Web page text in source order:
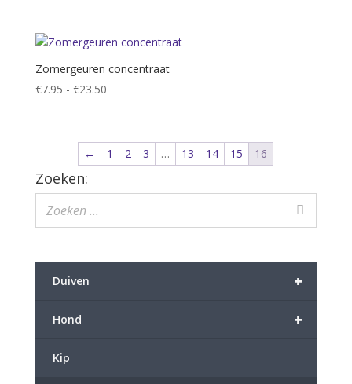
Zomergeuren concentraat
€7.95 - €23.50Prijsklasse:
€23.50
← 1 2 3 … 13 14 15 16
Zoeken:
+
Duiven
+
Hond
Kip